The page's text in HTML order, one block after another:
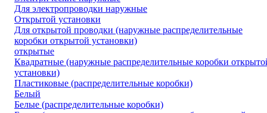
Для электропроводки наружные
Открытой установки
Для открытой проводки (наружные распределительные
коробки открытой установки)
открытые
Квадратные (наружные распределительные коробки
установки)
Пластиковые (распределительные коробки)
Белый
Белые (распределительные коробки)